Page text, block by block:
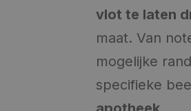
vlot te laten
maat. Van
mogelijke
specifieke